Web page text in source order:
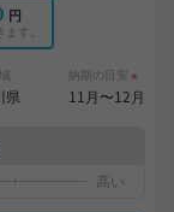
円
す。
県
納期の目安 ※
11月〜12月